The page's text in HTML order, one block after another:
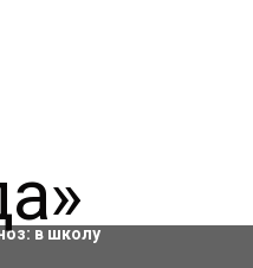
в школу